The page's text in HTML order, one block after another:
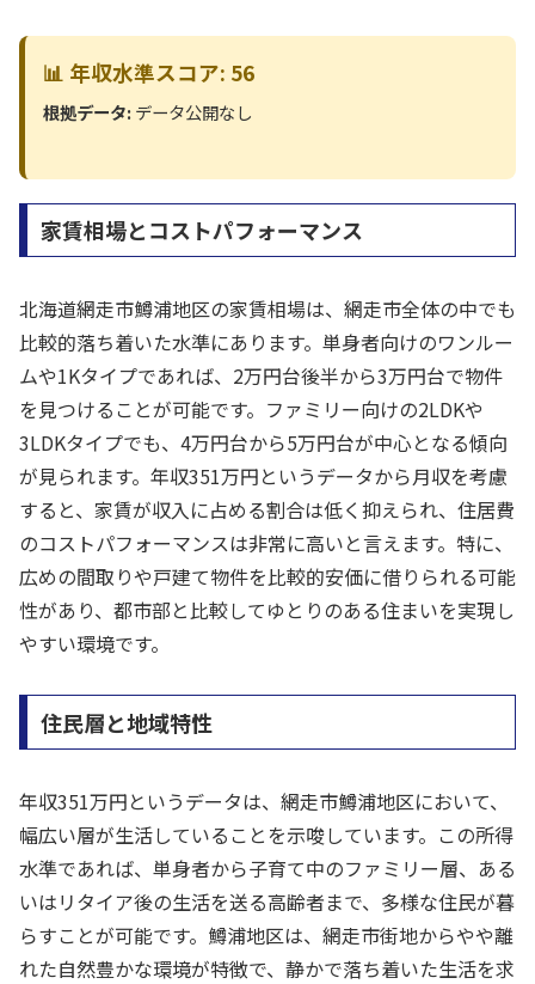
📊 年収水準スコア: 56
根拠データ:データ公開なし
家賃相場とコストパフォーマンス
北海道網走市鱒浦地区の家賃相場は、網走市全体の中でも
比較的落ち着いた水準にあります。単身者向けのワンルー
ムや1Kタイプであれば、2万円台後半から3万円台で物件
を見つけることが可能です。ファミリー向けの2LDKや
3LDKタイプでも、4万円台から5万円台が中心となる傾向
が見られます。年収351万円というデータから月収を考慮
すると、家賃が収入に占める割合は低く抑えられ、住居費
のコストパフォーマンスは非常に高いと言えます。特に、
広めの間取りや戸建て物件を比較的安価に借りられる可能
性があり、都市部と比較してゆとりのある住まいを実現し
やすい環境です。
住民層と地域特性
年収351万円というデータは、網走市鱒浦地区において、
幅広い層が生活していることを示唆しています。この所得
水準であれば、単身者から子育て中のファミリー層、ある
いはリタイア後の生活を送る高齢者まで、多様な住民が暮
らすことが可能です。鱒浦地区は、網走市街地からやや離
れた自然豊かな環境が特徴で、静かで落ち着いた生活を求